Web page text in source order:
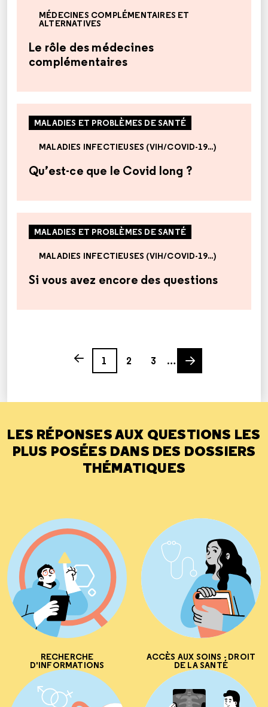
MÉDECINES COMPLÉMENTAIRES ET
ALTERNATIVES
Le rôle des médecines
complémentaires
MALADIES ET PROBLÈMES DE SANTÉ
MALADIES INFECTIEUSES (VIH/COVID-19...)
Qu’est-ce que le Covid long ?
MALADIES ET PROBLÈMES DE SANTÉ
MALADIES INFECTIEUSES (VIH/COVID-19...)
Si vous avez encore des questions
Previous page
Page
1
Page
2
3
…
Next page
LES RÉPONSES AUX QUESTIONS LES
PLUS POSÉES DANS DES DOSSIERS
THÉMATIQUES
RECHERCHE
D'INFORMATIONS
ACCÈS AUX SOINS - DROIT
DE LA SANTÉ